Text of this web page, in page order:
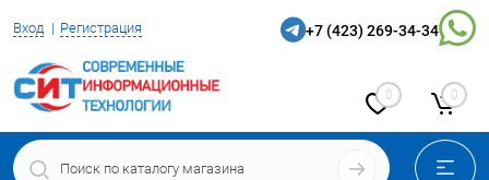
Вход Регистрация +7 (423) 269-34-34
0 0